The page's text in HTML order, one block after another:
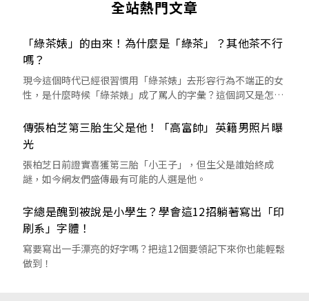
全站熱門文章
「綠茶婊」的由來！為什麼是「綠茶」？其他茶不行
嗎？
現今這個時代已經很習慣用「綠茶婊」去形容行為不端正的女
性，是什麼時候「綠茶婊」成了罵人的字彙？這個詞又是怎麼
傳張柏芝第三胎生父是他！「高富帥」英籍男照片曝
光
張柏芝日前證實喜獲第三胎「小王子」，但生父是誰始終成
謎，如今網友們盛傳最有可能的人選是他。
字總是醜到被說是小學生？學會這12招躺著寫出「印
刷系」字體！
寫要寫出一手漂亮的好字嗎？把這12個要領記下來你也能輕鬆
做到！